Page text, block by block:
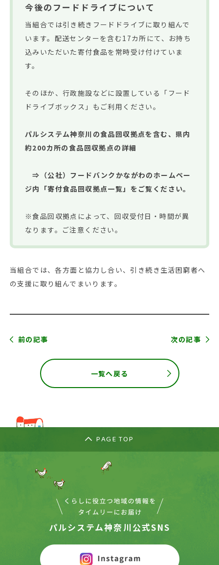
今後のフードドライブについて
当組合では引き続きフードドライブに取り組んで
います。配送センターを含む17カ所にて、お持ち
込みいただいた寄付食品を常時受け付けていま
す。
そのほか、行政施設などに設置している「フード
ドライブボックス」もご利用ください。
パルシステム神奈川の食品回収拠点を含む、県内
約200カ所の食品回収拠点の詳細
⇒（公社）フードバンクかながわのホームペー
ジ内「寄付食品回収拠点一覧」 をご覧ください。
※食品回収拠点によって、回収受付日・時間が異
なります。ご注意ください。
当組合では、各方面と協力し合い、引き続き生活困窮者へ
の支援に取り組んでまいります。
前の記事 次の記事
一覧へ戻る
PAGE TOP
パルシステム神奈川公式SNS